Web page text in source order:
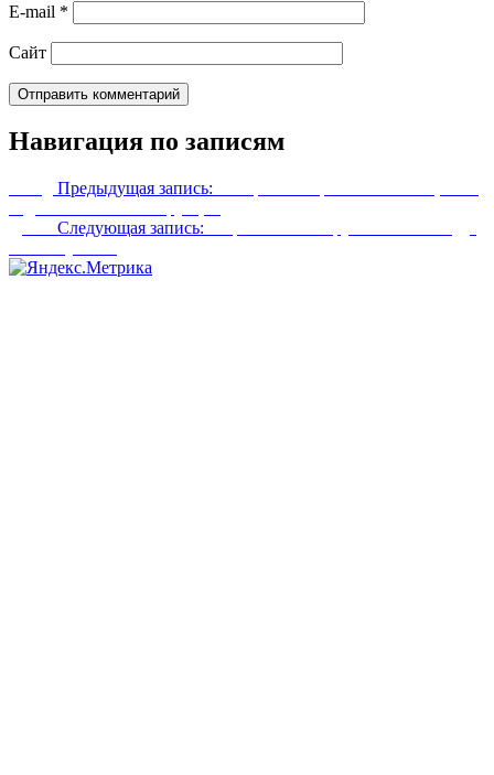
E-mail *
Сайт
Навигация по записям
Предыдущая запись:
Следующая запись: